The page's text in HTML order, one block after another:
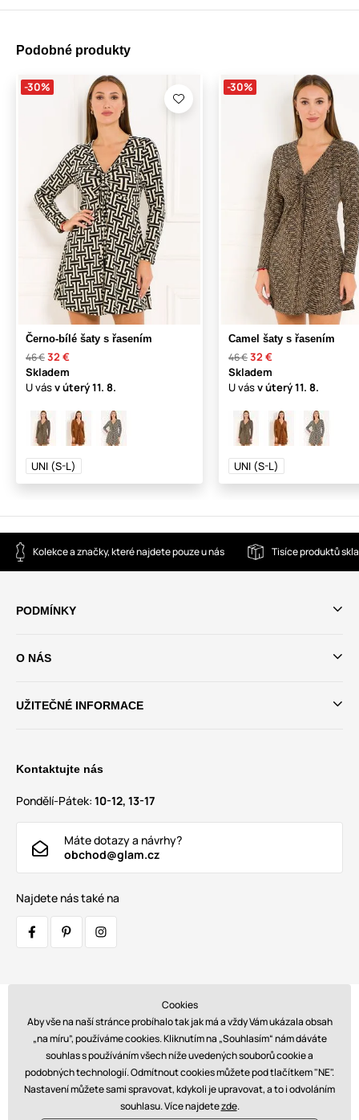
Podobné produkty
-30%
Černo-bílé šaty s řasením
46 €32 €
Skladem
U vásv úterý11. 8.
UNI (S-L)
-30%
Camel šaty s řasením
46 €32 €
Skladem
U vásv úterý11. 8.
UNI (S-L)
Kolekce a značky, které najdete pouze u nás Tisíce produktů
PODMÍNKY
O NÁS
UŽITEČNÉ INFORMACE
Kontaktujte nás
Pondělí-Pátek: 10-12, 13-17
Máte dotazy a návrhy?
obchod@glam.cz
Najdete nás také na
Platby:
Cookies
Aby vše na naší stránce probíhalo tak jak má a vždy Vám ukázala obsah
„na míru”, používáme cookies. Kliknutím na „Souhlasím“ nám dáváte
souhlas s používáním všech níže uvedených souborů cookie a
podobných technologií. Odmítnout cookies můžete pod tlačítkem "NE".
Nastavení můžete sami spravovat, kdykoli je upravovat, a to i odvoláním
souhlasu. Více najdetezde.